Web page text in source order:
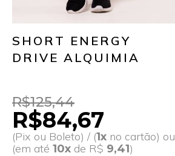
SHORT ENERGY
DRIVE ALQUIMIA
R$125,44
R$84,67
(Pix ou Boleto) / (1x no cartão) ou
(em até 10x de R$ 9,41)